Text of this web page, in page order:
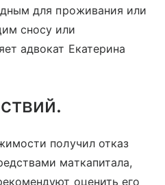
для проживания или
сносу или
адвокат Екатерина
получил отказ
маткапитала,
оценить его